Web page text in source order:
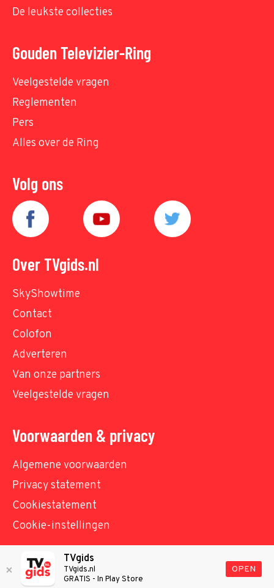
De leukste collecties
Gouden Televizier-Ring
Veelgestelde vragen
Reglementen
Pers
Alles over de Ring
Volg ons
Over TVgids.nl
SkyShowtime
Contact
Colofon
Adverteren
Van onze partners
Veelgestelde vragen
Voorwaarden & privacy
Algemene voorwaarden
Privacy statement
Cookiestatement
Cookie-instellingen
© TVgids.nl 2026 - All rights reserved. No text and
datamining.
TVgids
TVgids.nl
GRATIS - In Play Store
OPEN